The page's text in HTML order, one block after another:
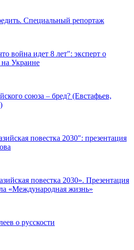
Специальный репортаж
война идет 8 лет": эксперт о
Украине
союза – бред? (Евстафьев,
повестка 2030": презентация
повестка 2030». Презентация
«Международная жизнь»
о русскости